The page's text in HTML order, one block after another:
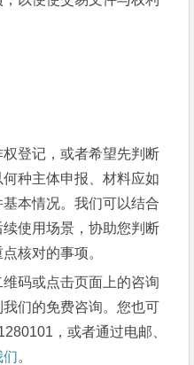
登记，或者希望先判断
种主体申报、材料应如
本情况。我们可以结合
使用场景，协助您判断
核对的事项。
码或点击页面上的咨询
们的免费咨询。您也可
，或者通过电邮、
们。